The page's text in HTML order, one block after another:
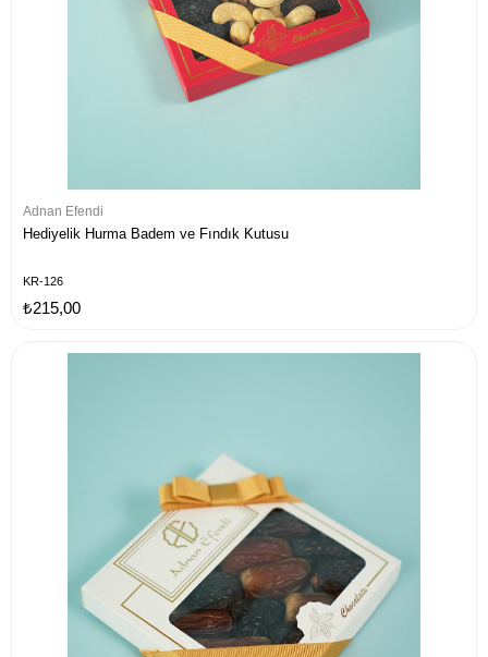
Adnan Efendi
Hediyelik Hurma Badem ve Fındık Kutusu
KR-126
₺215,00